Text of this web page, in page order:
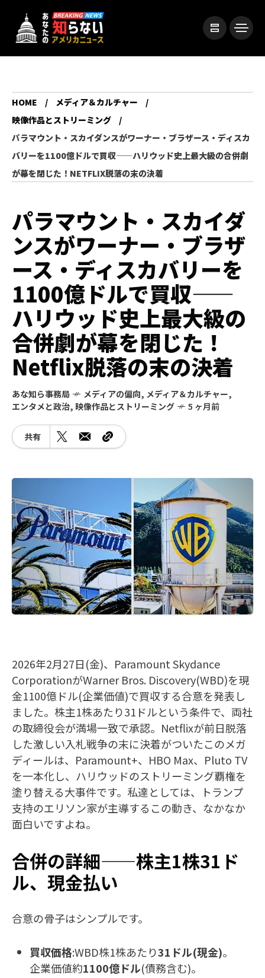
HOME
メディア＆カルチャー
映像作品とストリーミング
パラマウント・スカイダンスがワーナー・ブラザース・ディスカ
バリーを1100億ドルで買収——ハリウッド史上最大級の合併劇
が幕を閉じた！NETFLIX脱落の末の決着
パラマウント・スカイダ
ンスがワーナー・ブラザ
ース・ディスカバリーを
1100億ドルで買収——
ハリウッド史上最大級の
合併劇が幕を閉じた！
Netflix脱落の末の決着
あな知ら事務局 メディアの偏向, メディア＆カルチャー,
エンタメと政治, 映像作品とストリーミング 5 ヶ月前
共有
2026年2月27日(金)、Paramount Skydance
CorporationがWarner Bros. Discovery(WBD)を現
金1100億ドル(企業価値)で買収する合意を発表し
ました。株主1株あたり31ドルという条件で、両社
の取締役会が満場一致で承認。Netflixが前日脱落
した激しい入札戦争の末に決着がついたこのメガ
ディールは、Paramount+、HBO Max、Pluto TV
を一本化し、ハリウッドのストリーミング覇権を
塗り替える大事件です。私達としては、トランプ
支持のエリソン家が主導するこの動き、なかなか
面白いですよね。
合併の詳細——株主1株31ド
ル、現金払い
合意の骨子はシンプルです。
買収価格:WBD株1株あたり31ドル(現金)。
企業価値約1100億ドル(債務含む)。